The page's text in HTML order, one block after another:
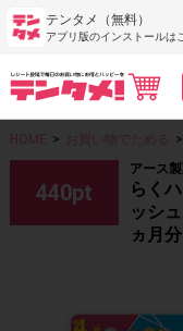
テンタメ（無料）
アプリ版のインストールは
HOME > お買い物でためる >
440pt
アース
らく
ッシ
ヵ月分